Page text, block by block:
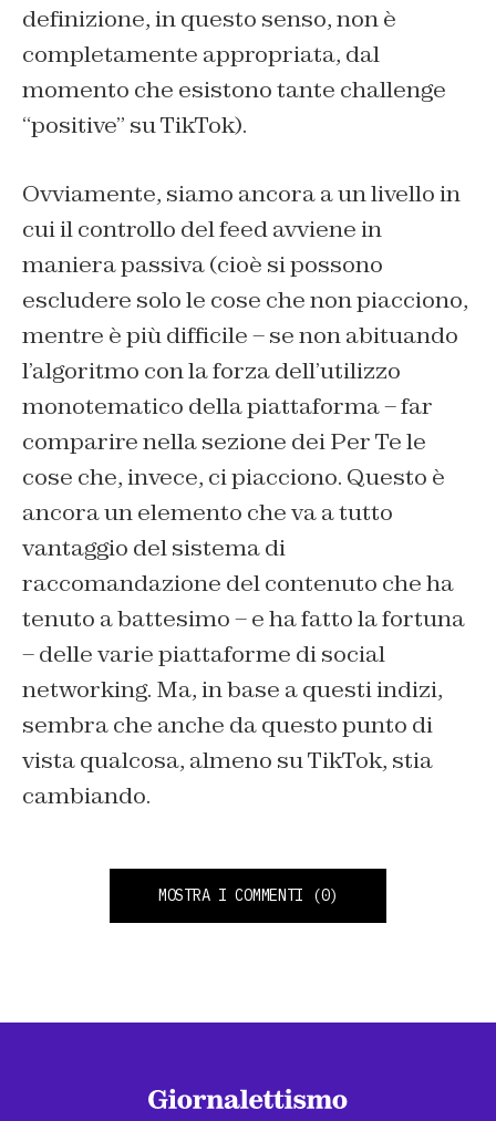
definizione, in questo senso, non è
completamente appropriata, dal
momento che esistono tante challenge
“positive” su TikTok).
Ovviamente, siamo ancora a un livello in
cui il controllo del feed avviene in
maniera passiva (cioè si possono
escludere solo le cose che non piacciono,
mentre è più difficile – se non abituando
l’algoritmo con la forza dell’utilizzo
monotematico della piattaforma – far
comparire nella sezione dei Per Te le
cose che, invece, ci piacciono. Questo è
ancora un elemento che va a tutto
vantaggio del sistema di
raccomandazione del contenuto che ha
tenuto a battesimo – e ha fatto la fortuna
– delle varie piattaforme di social
networking. Ma, in base a questi indizi,
sembra che anche da questo punto di
vista qualcosa, almeno su TikTok, stia
cambiando.
MOSTRA I COMMENTI (0)